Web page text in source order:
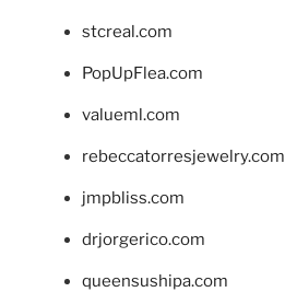
stcreal.com
PopUpFlea.com
valueml.com
rebeccatorresjewelry.com
jmpbliss.com
drjorgerico.com
queensushipa.com